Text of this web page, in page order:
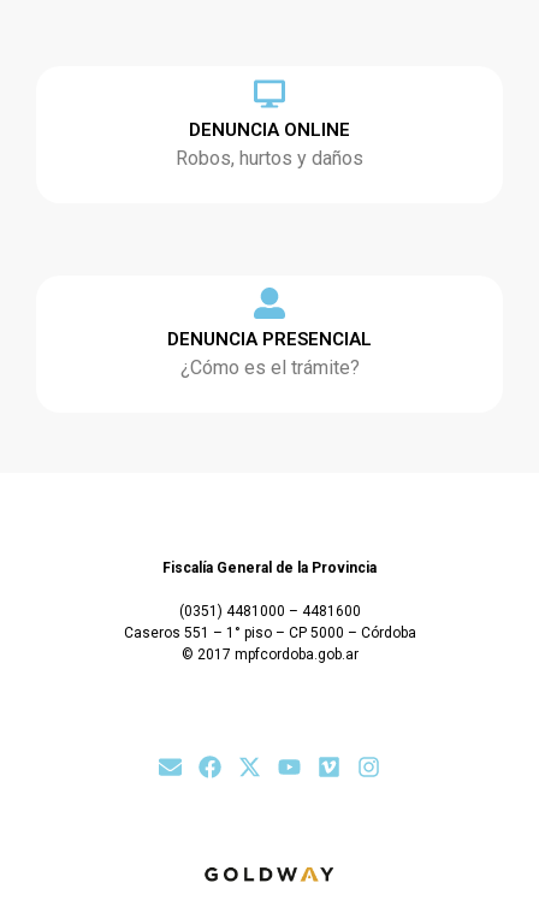
DENUNCIA ONLINE
Robos, hurtos y daños
DENUNCIA PRESENCIAL
¿Cómo es el trámite?
Fiscalía General de la Provincia
(0351) 4481000 – 4481600
Caseros 551 – 1° piso – CP 5000 – Córdoba
© 2017 mpfcordoba.gob.ar